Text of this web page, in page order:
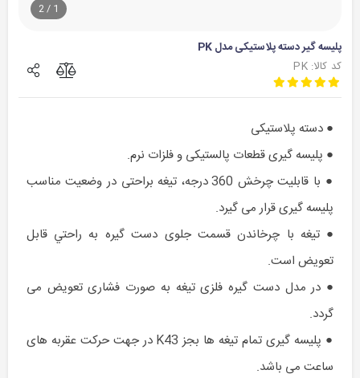
1
/
2
پلیسه گیر دسته پلاستیکی مدل PK
کد کالا: PK
● دسته پلاستیکی
● پلیسه گیری قطعات پالستیکی و فلزات نرم.
● با قابلیت چرخش 360 درجه، تیغه براحتی در وضعیت مناسب
پلیسه گیری قرار می گیرد.
● تيغه با چرخاندن قسمت جلوی دست گيره به راحتي قابل
تعويض است.
● در مدل دست گیره فلزی تیغه به صورت فشاری تعویض می
گردد.
● پلیسه گیری تمام تیغه ها بجز K43 در جهت حرکت عقربه های
ساعت می باشد.